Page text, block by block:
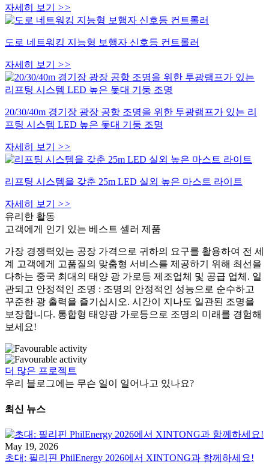
자세히 보기 >>
도로 네트워킹 지능형 보행자 신호등 컨트롤러
자세히 보기 >>
20/30/40m 경기장 광장 공항 조명을 위한 투광램프가 있는 리
프팅 시스템 LED 높은 돛대 기둥 조명
자세히 보기 >>
리프팅 시스템을 갖춘 25m LED 실외 높은 마스트 라이트
자세히 보기 >>
유리한 활동
고객에게 인기 있는 베스트 셀러 제품
가장 경쟁력있는 공장 가격으로 귀하의 요구를 활용하여 전 세
계 고객에게 고품질의 맞춤형 서비스를 제공하기 위해 최선을
다하는 중국 최대의 태양 광 가로등 제조업체 및 공급 업체. 일
관되고 안정적인 조명 : 조명의 안정적인 성능으로 순수하고
꾸준한 광 출력을 즐기십시오. 시간이 지나도 일관된 조명을
보장합니다. 통합형 태양광 가로등으로 조명의 미래를 경험해
보세요!
더 많은 프로젝트
우리 블로그에는 무슨 일이 일어나고 있나요?
최신 뉴스
May 19, 2026
초대: 필리핀 PhilEnergy 2026에서 XINTONG과 함께하세요!